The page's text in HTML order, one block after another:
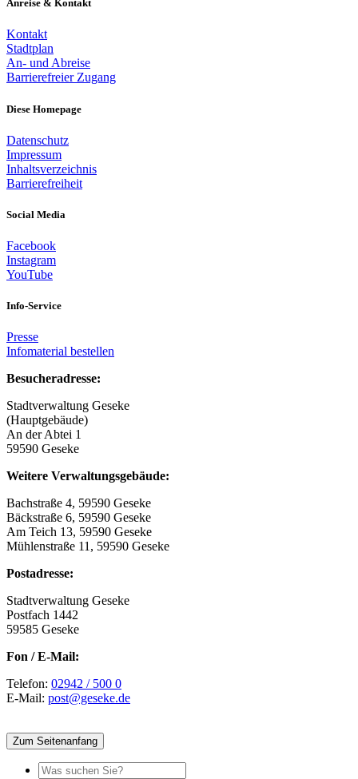
Anreise & Kontakt
Kontakt
Stadtplan
An- und Abreise
Barrierefreier Zugang
Diese Homepage
Datenschutz
Impressum
Inhaltsverzeichnis
Barrierefreiheit
Social Media
Facebook
Instagram
YouTube
Info-Service
Presse
Infomaterial bestellen
Besucheradresse:
Stadtverwaltung Geseke
(Hauptgebäude)
An der Abtei 1
59590 Geseke
Weitere Verwaltungsgebäude:
Bachstraße 4, 59590 Geseke
Bäckstraße 6, 59590 Geseke
Am Teich 13, 59590 Geseke
Mühlenstraße 11, 59590 Geseke
Postadresse:
Stadtverwaltung Geseke
Postfach 1442
59585 Geseke
Fon / E-Mail:
Telefon: 02942 / 500 0
E-Mail: post@geseke.de
Zum Seitenanfang